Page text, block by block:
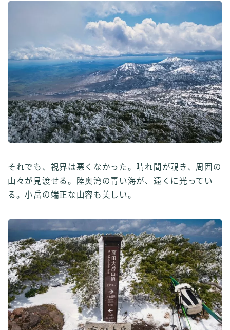
それでも、視界は悪くなかった。晴れ間が覗き、周囲の
山々が見渡せる。陸奥湾の青い海が、遠くに光ってい
る。小岳の端正な山容も美しい。